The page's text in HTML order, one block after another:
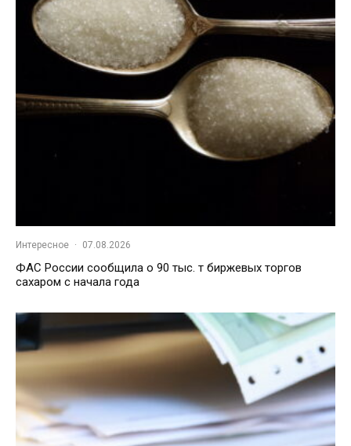
Интересное · 07.08.2026
ФАС России сообщила о 90 тыс. т биржевых торгов
сахаром с начала года